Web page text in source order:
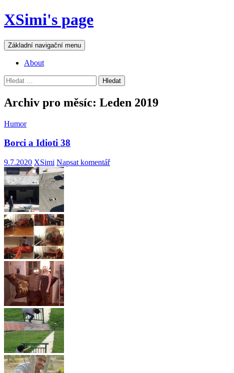
Přejít
k
webu
XSimi's page
Hledat
Základní navigační menu
About
Vyhledávání
Archiv pro měsíc: Leden 2019
Humor
Borci a Idioti 38
9.7.2020 XSimi Napsat komentář